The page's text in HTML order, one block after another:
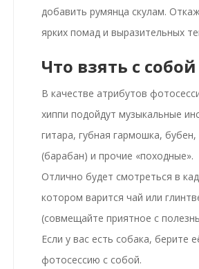
добавить румянца скулам.
ярких помад и выразительных
Что взять с собой
В качестве атрибутов
хиппи подойдут музыкальные
гитара, губная гармошка,
(барабан) и прочие «походные».
Отлично будет смотреться в
котором варится чай или
(совмещайте приятное с
Если у вас есть собака, берите
фотосессию с собой.